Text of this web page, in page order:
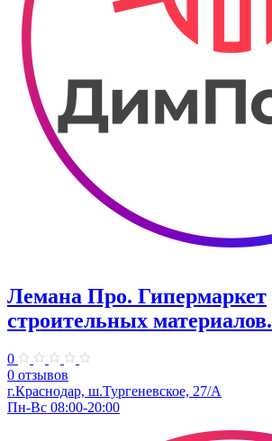
Лемана Про. ​Гипермаркет
строительных материалов.
0
0 отзывов
г.Краснодар, ш.​Тургеневское, 27/А
Пн-Вс 08:00-20:00